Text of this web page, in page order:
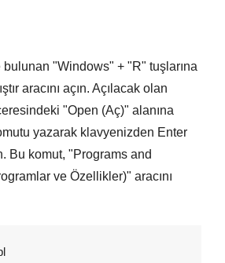
bulunan "Windows" + "R" tuşlarına
aracını açın. Açılacak olan
"Open (Aç)" alanına
yazarak klavyenizden Enter
Bu komut, "Programs and
ve Özellikler)" aracını